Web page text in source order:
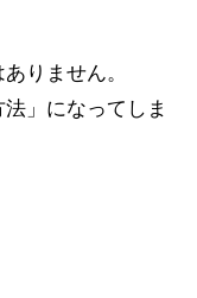
りません。
」になってしま